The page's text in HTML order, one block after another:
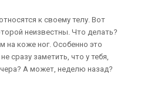
к своему телу. Вот
неизвестны. Что делать?
на коже ног. Особенно это
сразу заметить, что у тебя,
А может, неделю назад?